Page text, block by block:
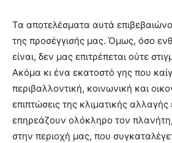
Τα αποτελέσματα αυτά
της προσέγγισής μας. Όμως, όσο
είναι, δεν μας επιτρέπεται ούτε
Ακόμα κι ένα εκατοστό γης που
περιβαλλοντική, κοινωνική και
επιπτώσεις της κλιματικής αλλαγής
επηρεάζουν ολόκληρο τον πλανήτη,
στην περιοχή μας, που